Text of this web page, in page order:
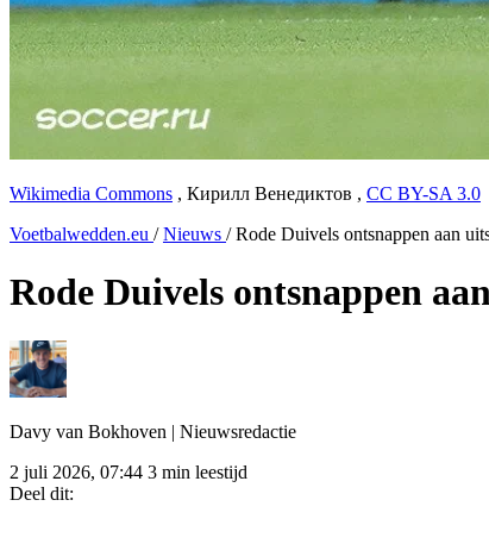
Wikimedia Commons , Кирилл Венедиктов , CC BY-SA 3.0
Voetbalwedden.eu / Nieuws / Rode Duivels ontsnappen aan
Rode Duivels ontsnappen
Davy van Bokhoven | Nieuwsredactie
2 juli 2026, 07:44 3 min leestijd
Deel dit: